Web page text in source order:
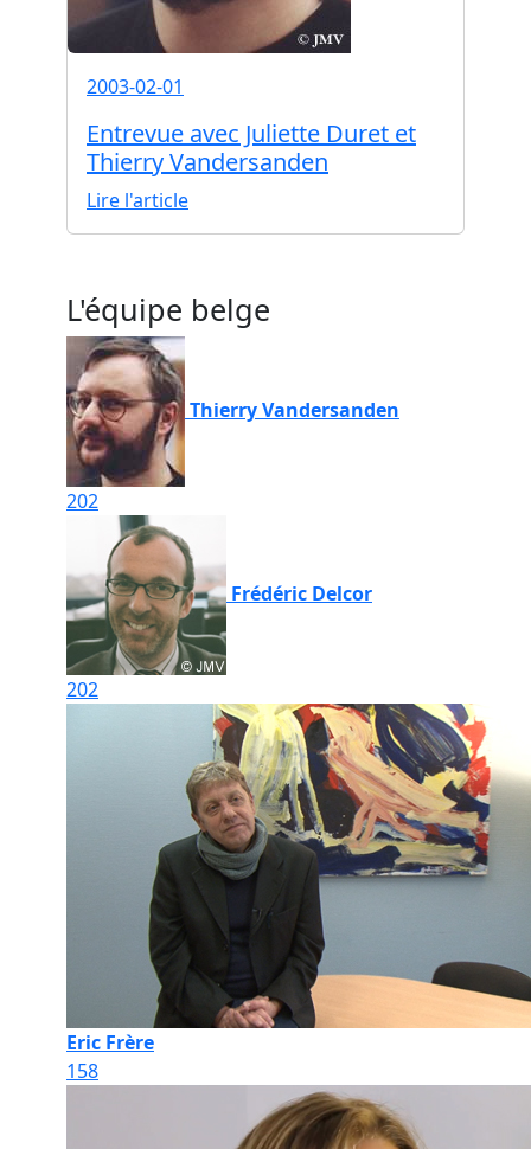
2003-02-01
Entrevue avec Juliette Duret et
Thierry Vandersanden
Lire l'article
L'équipe belge
Thierry Vandersanden
202
Frédéric Delcor
202
Eric Frère
158